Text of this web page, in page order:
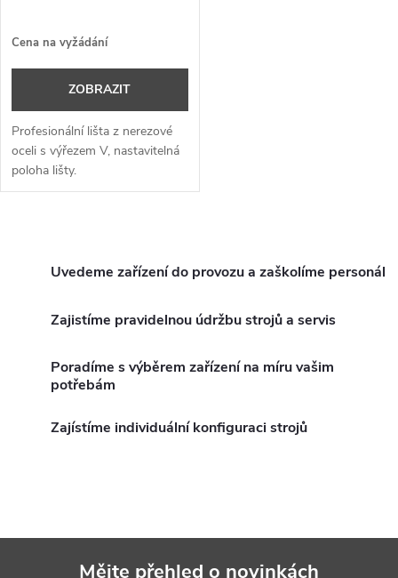
Cena na vyžádání
ZOBRAZIT
Profesionální lišta z nerezové
oceli s výřezem V, nastavitelná
poloha lišty.
p
Uvedeme zařízení do provozu a zaškolíme personál
Zajistíme pravidelnou údržbu strojů a servis
Poradíme s výběrem zařízení na míru vašim
potřebám
Zajístíme individuální konfiguraci strojů
Mějte přehled o novinkách